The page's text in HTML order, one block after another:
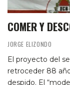
COMER Y
JORGE ELIZONDO
El proyecto del
retroceder 88
despido. El